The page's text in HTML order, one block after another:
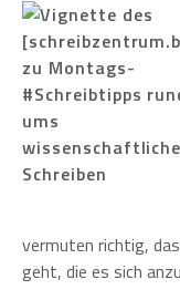
vermuten richtig,
geht, die es sich